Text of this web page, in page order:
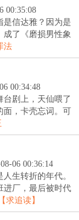
00:35:08
是信达雅？因为是
成了《磨损男性象
法
00:34:48
剧上，天仙喂了
面，卡壳忘词。可
06 00:36:14
生转折的年代。
进厂，最后被时代
求追读】